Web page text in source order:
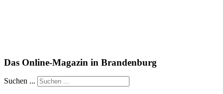
Das Online-Magazin in Brandenburg
Suchen ...